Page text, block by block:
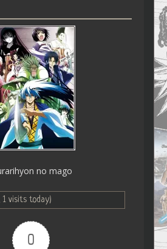
no mago
1 visits today)
0